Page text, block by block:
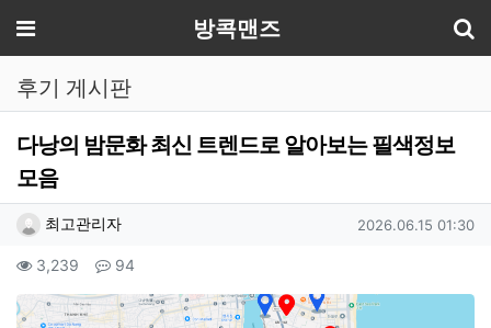
메뉴 방콕맨즈
후기 게시판
다낭의 밤문화 최신 트렌드로 알아보는 필색정보
모음
작성자 정보
최고관리자작성 작성일
2026.06.15 01:30
컨텐츠 정보
3,239 조회 94
본문